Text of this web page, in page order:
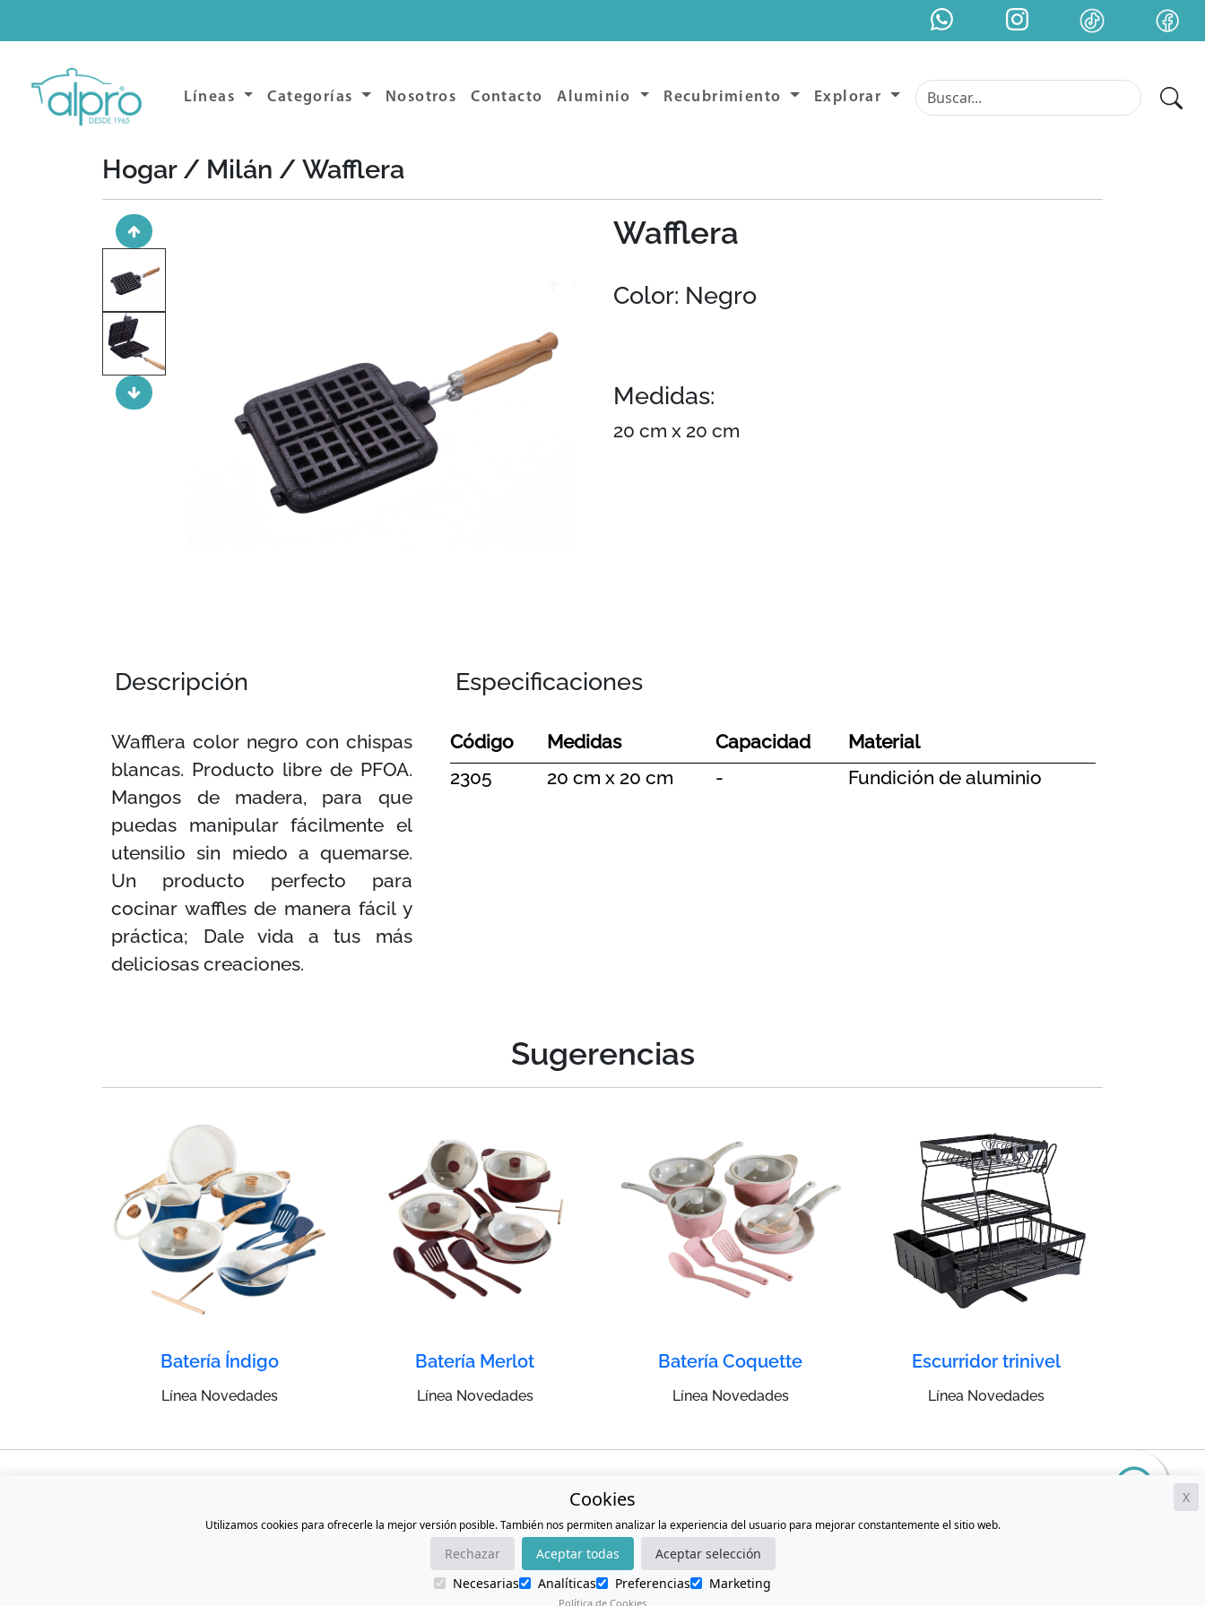
Líneas Categorías Nosotros Contacto Aluminio Recubrimiento Explorar
Hogar / Milán / Wafflera
Wafflera
Color: Negro
Medidas:
20 cm x 20 cm
Descripción
Wafflera color negro con chispas
blancas. Producto libre de PFOA.
Mangos de madera, para que
puedas manipular fácilmente el
utensilio sin miedo a quemarse.
Un producto perfecto para
cocinar waffles de manera fácil y
práctica; Dale vida a tus más
deliciosas creaciones.
Especificaciones
Código Medidas Capacidad
Material
2305
20 cm x 20 cm - Fundición de aluminio
Sugerencias
Batería Índigo
Línea Novedades
Batería Merlot
Línea Novedades
Batería Coquette
Línea Novedades
Escurridor trinivel
Línea Novedades
C. Ganso 75, Rincón de la Agua Azul, 44467 Guadalajara, Jalisco.
(33) 1611 1821
sclientes@alpro.com.mx
Cookies X
Utilizamos cookies para ofrecerle la mejor versión posible. También nos permiten analizar la experiencia del usuario para mejorar constantemente el sitio web.
Rechazar Aceptar todas
Aceptar selección
Necesarias
Analíticas Preferencias Marketing
Política de Cookies